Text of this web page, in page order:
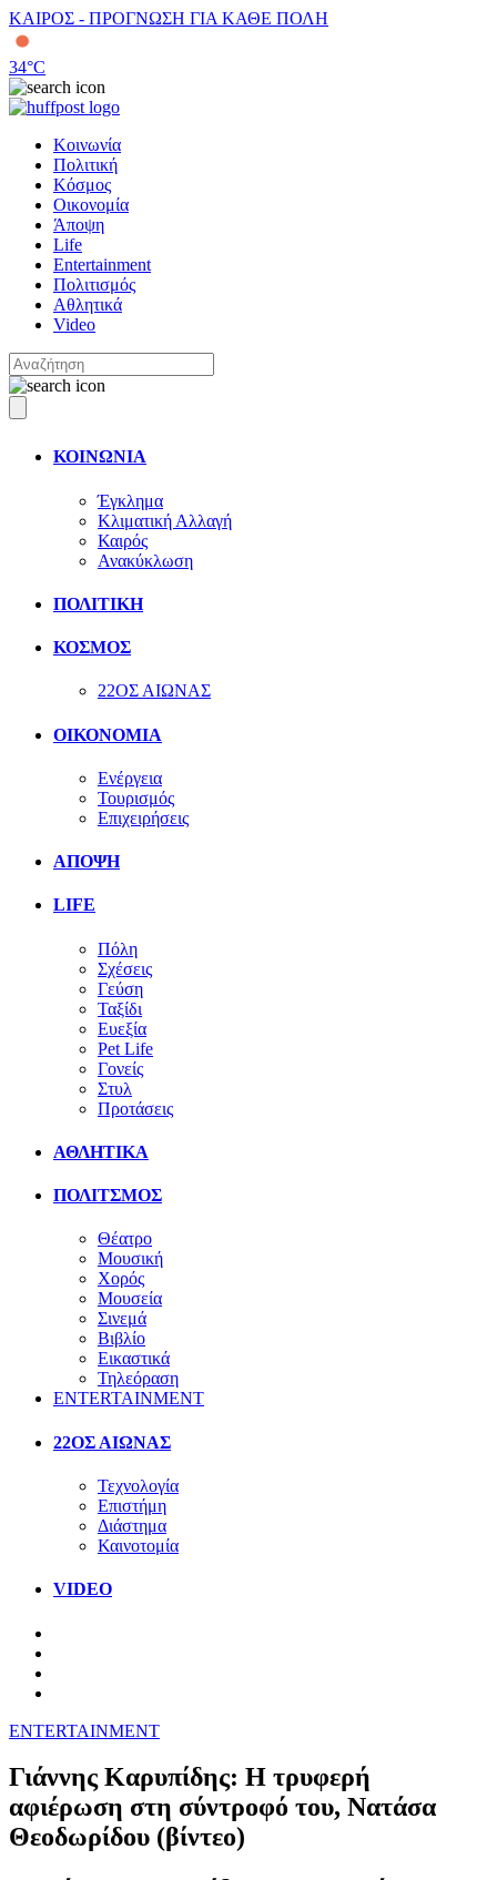
ΚΑΙΡΟΣ - ΠΡΟΓΝΩΣΗ ΓΙΑ ΚΑΘΕ ΠΟΛΗ
34°C
Κοινωνία
Πολιτική
Κόσμος
Οικονομία
Άποψη
Life
Entertainment
Πολιτισμός
Αθλητικά
Video
ΚΟΙΝΩΝΙΑ
Έγκλημα
Κλιματική Αλλαγή
Καιρός
Ανακύκλωση
ΠΟΛΙΤΙΚΗ
ΚΟΣΜΟΣ
22ΟΣ ΑΙΩΝΑΣ
ΟΙΚΟΝΟΜΙΑ
Ενέργεια
Τουρισμός
Επιχειρήσεις
ΑΠΟΨΗ
LIFE
Πόλη
Σχέσεις
Γεύση
Ταξίδι
Ευεξία
Pet Life
Γονείς
Στυλ
Προτάσεις
ΑΘΛΗΤΙΚΑ
ΠΟΛΙΤΣΜΟΣ
Θέατρο
Μουσική
Χορός
Μουσεία
Σινεμά
Βιβλίο
Εικαστικά
Τηλεόραση
ENTERTAINMENT
22ΟΣ ΑΙΩΝΑΣ
Τεχνολογία
Επιστήμη
Διάστημα
Καινοτομία
VIDEO
ENTERTAINMENT
Γιάννης Καρυπίδης: Η τρυφερή
αφιέρωση στη σύντροφό του, Νατάσα
Θεοδωρίδου (βίντεο)